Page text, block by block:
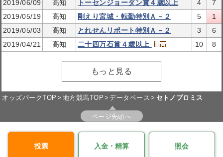
2019/06/09
高知 トーセンジョーダン賞４歳以上 4
7
2019/05/19
高知 剛えり宮城・転勤特別Ａ－２ 5
1
2019/05/03
高知 とれせんリポート特別Ａ－２ 3
6
2019/04/21
高知 二十四万石賞４歳以上 10 8
もっと見る
オッズパークTOP 地方競馬TOP データベース セトノプロミス
ページ先頭へ
投票 入金・精算 照会